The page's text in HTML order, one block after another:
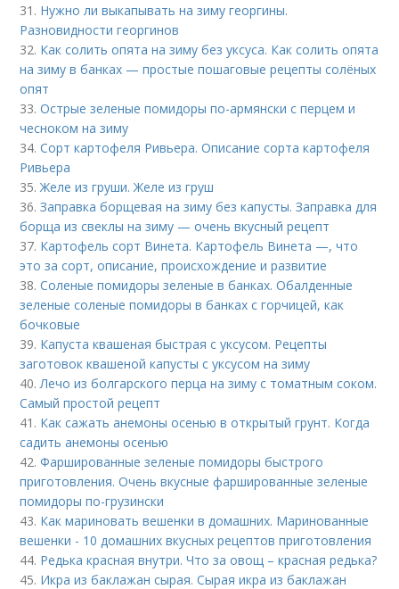
31. Нужно ли выкапывать на зиму георгины.
Разновидности георгинов
32. Как солить опята на зиму без уксуса. Как солить опята
на зиму в банках — простые пошаговые рецепты солёных
опят
33.Острые зеленые помидоры по-армянски с перцем и
чесноком на зиму
34.Сорт картофеля Ривьера. Описание сорта картофеля
Ривьера
35.Желе из груши. Желе из груш
36.Заправка борщевая на зиму без капусты. Заправка для
борща из свеклы на зиму — очень вкусный рецепт
37. Картофель сорт Винета. Картофель Винета —, что
это за сорт, описание, происхождение и развитие
38.Соленые помидоры зеленые в банках. Обалденные
зеленые соленые помидоры в банках с горчицей, как
бочковые
39. Капуста квашеная быстрая с уксусом. Рецепты
заготовок квашеной капусты с уксусом на зиму
40. Лечо из болгарского перца на зиму с томатным соком.
Самый простой рецепт
41. Как сажать анемоны осенью в открытый грунт. Когда
садить анемоны осенью
42.Фаршированные зеленые помидоры быстрого
приготовления. Очень вкусные фаршированные зеленые
помидоры по-грузински
43. Как мариновать вешенки в домашних. Маринованные
вешенки - 10 домашних вкусных рецептов приготовления
44. Редька красная внутри. Что за овощ – красная редька?
45. Икра из баклажан сырая. Сырая икра из баклажан